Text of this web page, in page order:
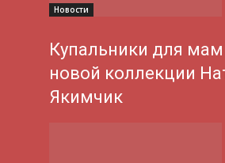
Новости
Купальники для
новой коллекции
Якимчик